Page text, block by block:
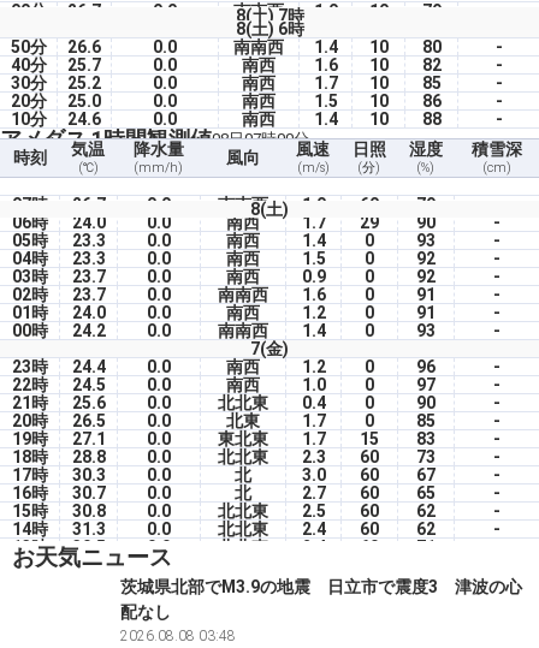
8(土) 7時
00分 26.7 0.0 南南西 1.0 10 79
8(土) 6時
50分
26.6 0.0 南南西 1.4 10 80
-
40分
25.7 0.0 南西 1.6 10 82
-
30分
25.2 0.0 南西 1.7 10 85
-
20分
25.0 0.0 南西 1.5 10 86
-
10分
24.6 0.0 南西 1.4 10 88 -
アメダス 1時間観測値08日07時00分
時刻 気温
(℃)
降水量
(mm/h)
風向 風速
(m/s)
日照
(分)
湿度
(%)
積雪深
(cm)
8(土)
07時 26.7 0.0 南南西 1.0 60 79
06時
24.0 0.0 南西 1.7 29 90
-
05時
23.3 0.0 南西 1.4 0 93
-
04時
23.3 0.0 南西 1.5 0 92
-
03時
23.7 0.0 南西 0.9 0 92
-
02時
23.7 0.0 南南西 1.6 0 91
-
01時
24.0 0.0 南西 1.2 0 91
-
00時
24.2 0.0 南南西 1.4 0 93
-
7(金)
23時
24.4 0.0 南西 1.2 0 96
-
22時
24.5 0.0 南西 1.0 0 97
-
21時
25.6 0.0 北北東 0.4 0 90
-
20時
26.5 0.0 北東 1.7 0 85
-
19時
27.1 0.0 東北東 1.7 15 83
-
18時
28.8 0.0 北北東 2.3 60 73
-
17時
30.3 0.0 北 3.0 60 67
-
16時
30.7 0.0 北 2.7 60 65
-
15時
30.8 0.0 北北東 2.5 60 62
-
14時
31.3 0.0 北北東 2.4 60 62
-
13時
30.5 0.0 北北東 2.4 60 71
12時
29.8 0.0
0.0 北北西 2.5 60 71
-
0.0 2.3 60 70
0.0
0.0 北北西
お天気ニュース
茨城県北部でM3.9の地震 日立市で震度3 津波の心
配なし
2026.08.08 03:48